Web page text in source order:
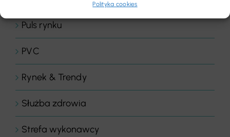
Polityka cookies
Puls rynku
PVC
Rynek & Trendy
Służba zdrowia
Strefa wykonawcy